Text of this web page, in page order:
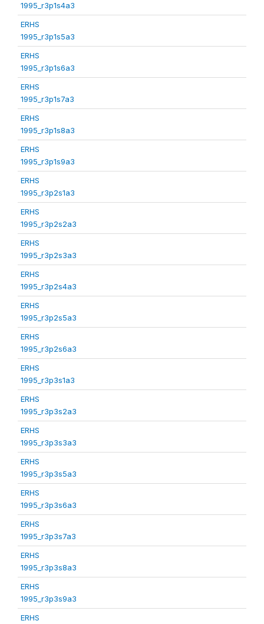
1995_r3p1s4a3
ERHS
1995_r3p1s5a3
ERHS
1995_r3p1s6a3
ERHS
1995_r3p1s7a3
ERHS
1995_r3p1s8a3
ERHS
1995_r3p1s9a3
ERHS
1995_r3p2s1a3
ERHS
1995_r3p2s2a3
ERHS
1995_r3p2s3a3
ERHS
1995_r3p2s4a3
ERHS
1995_r3p2s5a3
ERHS
1995_r3p2s6a3
ERHS
1995_r3p3s1a3
ERHS
1995_r3p3s2a3
ERHS
1995_r3p3s3a3
ERHS
1995_r3p3s5a3
ERHS
1995_r3p3s6a3
ERHS
1995_r3p3s7a3
ERHS
1995_r3p3s8a3
ERHS
1995_r3p3s9a3
ERHS